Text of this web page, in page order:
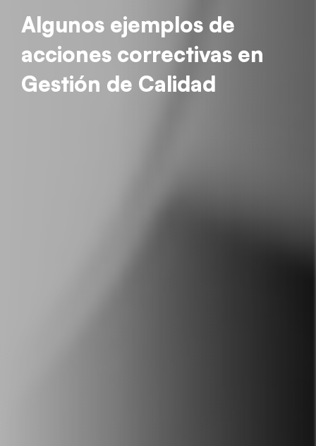
Algunos ejemplos de
acciones correctivas en
Gestión de Calidad